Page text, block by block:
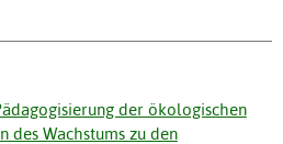
der ökologischen
des Wachstums zu den